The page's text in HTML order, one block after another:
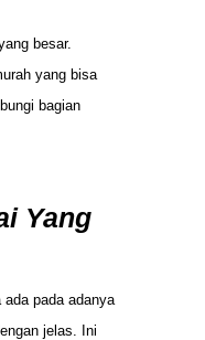
besar.
yang bisa
bagian
Yang
ada pada adanya
jelas. Ini